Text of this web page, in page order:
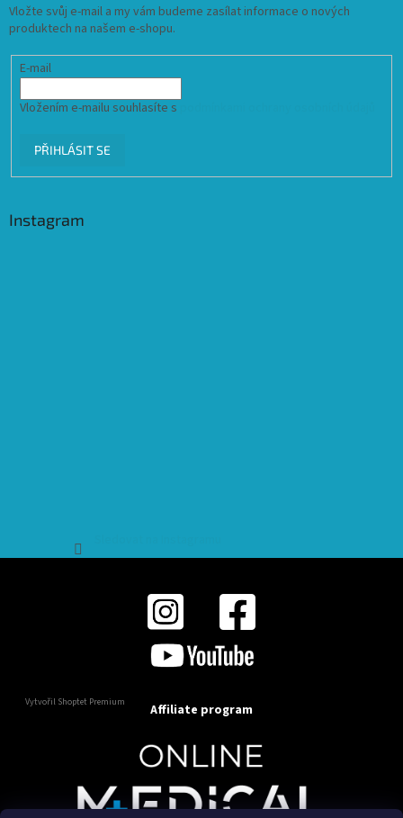
Vložte svůj e-mail a my vám budeme zasílat informace o nových
produktech na našem e-shopu.
E-mail
Vložením e-mailu souhlasíte s
PŘIHLÁSIT SE
Instagram
Vytvořil Shoptet Premium Affiliate program